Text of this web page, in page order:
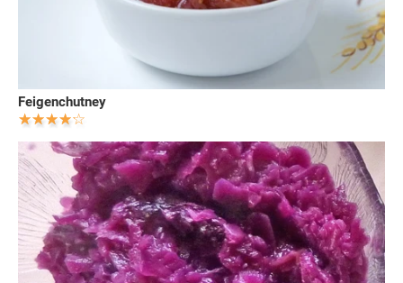
Feigenchutney